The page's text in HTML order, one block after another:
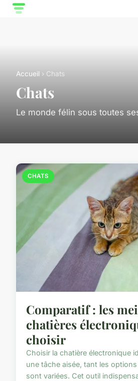
Accueil › Chats
Chats
Le monde félin sous toutes
CHATS
Comparatif : les
chatières
choisir
Choisir la chatière électronique
une tâche aisée, tant les
sont variées. Cet outil